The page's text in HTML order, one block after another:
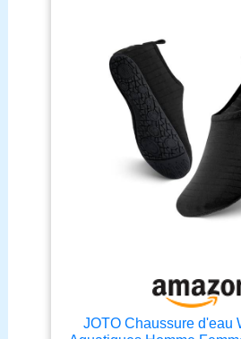
JOTO Chaussure d'eau